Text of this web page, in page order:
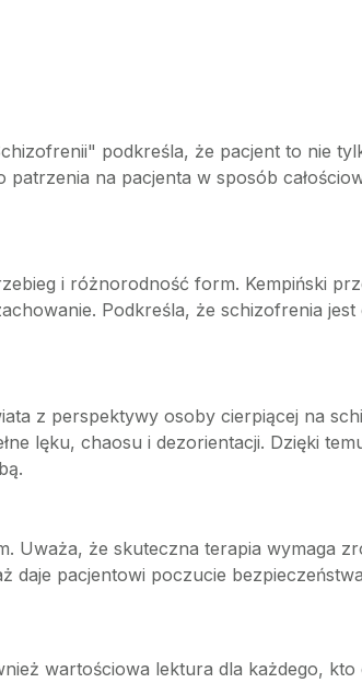
podkreśla, że pacjent to nie
na pacjenta w sposób
i różnorodność form. Kempiński
Podkreśla, że schizofrenia
z perspektywy osoby cierpiącej na
lęku, chaosu i dezorientacji. Dzięki
Uważa, że skuteczna terapia wymaga
daje pacjentowi poczucie
wartościowa lektura dla każdego,